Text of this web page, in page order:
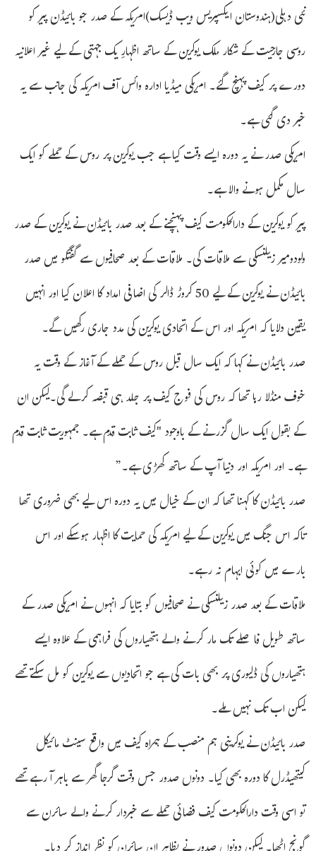
نئی دہلی(ہندوستان ایکسپریس ویب ڈیسک)امریکہ کے صدر جو بائیڈن پیر کو
روسی جارحیت کے شکار ملک یوکرین کے ساتھ اظہارِ یک جہتی کے لیے غیر اعلانیہ
دورے پر کیف پہنچ گئے۔ امریکی میڈیا ادارہ وائس آف امریکہ کی جانب سے یہ
خبر دی گئی ہے۔
امریکی صدر نے یہ دورہ ایسے وقت کیا ہے جب یوکرین پر روس کے حملے کو ایک
سال مکمل ہونے والا ہے۔
پیر کو یوکرین کے دارالحکومت کیف پہنچنے کے بعد صدر بائیڈن نے یوکرین کے صدر
ولودومیر زیلنسکی سے ملاقات کی۔ ملاقات کے بعد صحافیوں سے گفتگو میں صدر
بائیڈن نے یوکرین کے لیے 50 کروڑ ڈالر کی اضافی امداد کا اعلان کیا اور انہیں
یقین دلایا کہ امریکہ اور اس کے اتحادی یوکرین کی مدد جاری رکھیں گے۔
صدر بائیڈن نے کہا کہ ایک سال قبل روس کے حملے کے آغاز کے وقت یہ
خوف منڈلا رہا تھا کہ روس کی فوج کیف پر جلد ہی قبضہ کرلے گی۔لیکن ان
کے بقول ایک سال گزرنے کے باوجود "کیف ثابت قدم ہے۔ جمہوریت ثابت قدم
ہے۔ اور امریکہ اور دنیا آپ کے ساتھ کھڑی ہے۔”
صدر بائیڈن کا کہنا تھا کہ ان کے خیال میں یہ دورہ اس لیے بھی ضروری تھا
تاکہ اس جنگ میں یوکرین کے لیے امریکہ کی حمایت کا اظہار ہوسکے اور اس
بارے میں کوئی ابہام نہ رہے۔
ملاقات کے بعد صدر زیلنسکی نے صحافیوں کو بتایا کہ انہوں نے امریکی صدر کے
ساتھ طویل فاصلے تک مار کرنے والے ہتھیاروں کی فراہمی کے علاوہ ایسے
ہتھیاروں کی ڈلیوری پر بھی بات کی ہے جو اتحادیوں سے یوکرین کو مل سکتے تھے
لیکن اب تک نہیں ملے۔
صدر بائیڈن نے یوکرینی ہم منصب کے ہمراہ کیف میں واقع سینٹ مائیکل
کیتھیڈرل کا دورہ بھی کیا۔ دونوں صدور جس وقت گرجا گھر سے باہر آ رہے تھے
تو اسی وقت دارالحکومت کیف فضائی حملے سے خبردار کرنے والے سائرن سے